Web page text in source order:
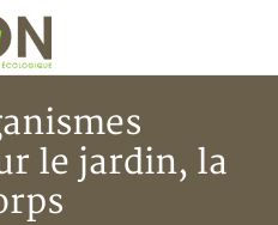
le jardin, la